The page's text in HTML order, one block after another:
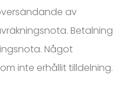
av
Betalning
Något
inte erhållit tilldelning.